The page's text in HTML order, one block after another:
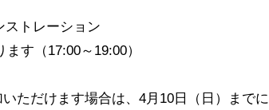
ストレーション
す（17:00～19:00）
ただけます場合は、4月10日（日）までに